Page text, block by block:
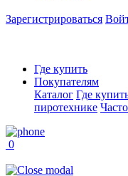
Зарегистрироваться
Где купить
Покупателям
Каталог Где
пиротехнике
0